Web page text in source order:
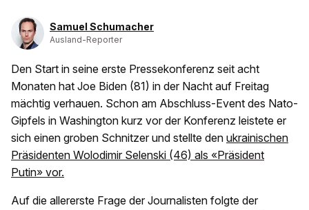
Samuel Schumacher
Ausland-Reporter
Den Start in seine erste Pressekonferenz seit acht
Monaten hat Joe Biden (81) in der Nacht auf Freitag
mächtig verhauen. Schon am Abschluss-Event des Nato-
Gipfels in Washington kurz vor der Konferenz leistete er
sich einen groben Schnitzer und stellte den ukrainischen
Präsidenten Wolodimir Selenski (46) als «Präsident
Putin» vor.
Auf die allererste Frage der Journalisten folgte der